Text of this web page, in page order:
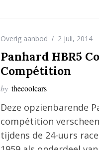
Overig aanbod 2 juli, 2014
Panhard HBR5
Compétition
by thecoolcars
Deze opzienbarende
compétition
tijdens de 24-uurs